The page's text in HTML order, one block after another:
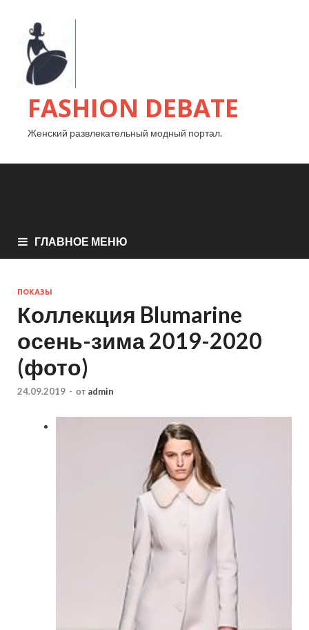
FASHION DEBATE
Женский развлекательный модный портал.
ГЛАВНОЕ МЕНЮ
ПОКАЗЫ
Коллекция Blumarine
осень-зима 2019-2020
(фото)
24.09.2019 - от admin